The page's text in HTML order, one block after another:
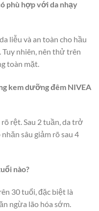
phù hợp với da nhạy
liễu và an toàn cho hầu
Tuy nhiên, nên thử trên
toàn mặt.
kem dưỡng đêm NIVEA
rệt. Sau 2 tuần, da trở
sâu giảm rõ sau 4
nào?
30 tuổi, đặc biệt là
ngừa lão hóa sớm.